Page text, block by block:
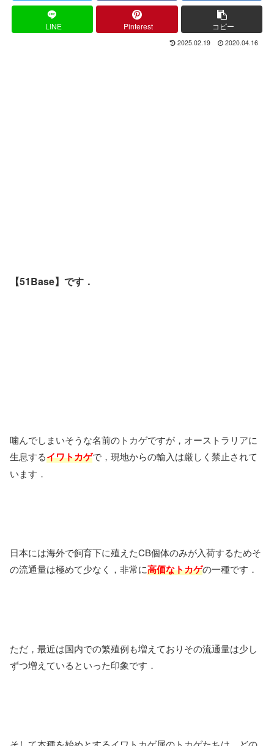
LINE Pinterest コピー
2025.02.19 2020.04.16
【51Base】です．
噛んでしまいそうな名前のトカゲですが，オーストラリアに
生息するイワトカゲで，現地からの輸入は厳しく禁止されて
います．
日本には海外で飼育下に殖えたCB個体のみが入荷するためそ
の流通量は極めて少なく，非常に高価なトカゲの一種です．
ただ，最近は国内での繁殖例も増えておりその流通量は少し
ずつ増えているといった印象です．